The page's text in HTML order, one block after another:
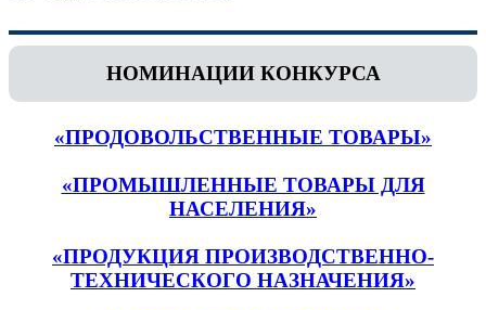
НОМИНАЦИИ КОНКУРСА
«ПРОДОВОЛЬСТВЕННЫЕ ТОВАРЫ»
«ПРОМЫШЛЕННЫЕ ТОВАРЫ ДЛЯ
НАСЕЛЕНИЯ»
«ПРОДУКЦИЯ ПРОИЗВОДСТВЕННО-
ТЕХНИЧЕСКОГО НАЗНАЧЕНИЯ»